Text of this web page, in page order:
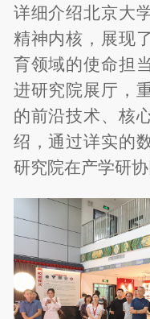
详细介绍北京大
精神内核，展现
育领域的使命担
进研究院展厅，
的前沿技术、核
绍，通过详实的
研究院在产学研